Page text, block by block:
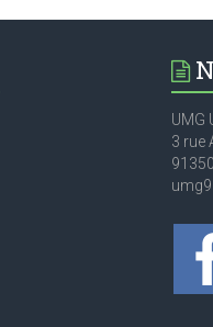
UMG
3 rue